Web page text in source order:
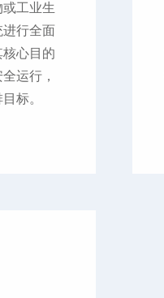
工业生
行全面
心目的
运行，
标。